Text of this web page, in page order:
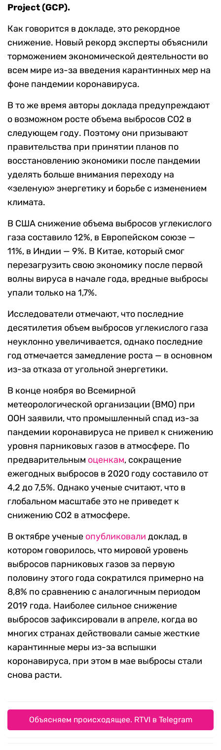
Project (GCP).
Как говорится в докладе, это рекордное
снижение. Новый рекорд эксперты объяснили
торможением экономической деятельности во
всем мире из-за введения карантинных мер на
фоне пандемии коронавируса.
В то же время авторы доклада предупреждают
о возможном росте объема выбросов CO2 в
следующем году. Поэтому они призывают
правительства при принятии планов по
восстановлению экономики после пандемии
уделять больше внимания переходу на
«зеленую» энергетику и борьбе с изменением
климата.
В США снижение объема выбросов углекислого
газа составило 12%, в Европейском союзе —
11%, в Индии — 9%. В Китае, который смог
перезагрузить свою экономику после первой
волны вируса в начале года, вредные выбросы
упали только на 1,7%.
Исследователи отмечают, что последние
десятилетия объем выбросов углекислого газа
неуклонно увеличивается, однако последние
год отмечается замедление роста — в основном
из-за отказа от угольной энергетики.
В конце ноября во Всемирной
метеорологической организации (ВМО) при
ООН заявили, что промышленный спад из-за
пандемии коронавируса не привел к снижению
уровня парниковых газов в атмосфере. По
предварительным оценкам, сокращение
ежегодных выбросов в 2020 году составило от
4,2 до 7,5%. Однако ученые считают, что в
глобальном масштабе это не приведет к
снижению CO2 в атмосфере.
В октябре ученые опубликовали доклад, в
котором говорилось, что мировой уровень
выбросов парниковых газов за первую
половину этого года сократился примерно на
8,8% по сравнению с аналогичным периодом
2019 года. Наиболее сильное снижение
выбросов зафиксировали в апреле, когда во
многих странах действовали самые жесткие
карантинные меры из-за вспышки
коронавируса, при этом в мае выбросы стали
снова расти.
Объясняем происходящее. RTVI в Telegram